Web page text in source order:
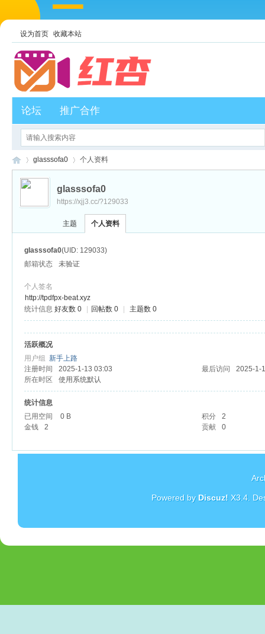
设为首页 收藏本站
论坛 推广合作
›
glasssofa0 个人资料
glasssofa0
https://xjj3.cc/?129033
主题 个人资料
glasssofa0(UID: 129033)
邮箱状态
未验证
个人签名
http://tpdfpx-beat.xyz
统计信息 好友数 0 回帖数 0 主题数 0
活跃概况
用户组新手上路
注册时间
2025-1-13 03:03 最后访问
2025-1-
所在时区
使用系统默认
统计信息
已用空间
0 B 积分
2
金钱
2 贡献 0
Powered by Discuz! X3.4.